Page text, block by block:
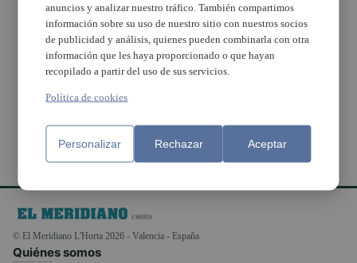
La Mancomunitat de
l’Horta Sud liderará un
proyecto europeo que
luchará contra el
euroescepticismo entre
los jóvenes
© El Meridiano L'Horta 2026 - Valencia - España
Quiénes somos
anuncios y analizar nuestro tráfico. También compartimos
información sobre su uso de nuestro sitio con nuestros socios
de publicidad y análisis, quienes pueden combinarla con otra
información que les haya proporcionado o que hayan
recopilado a partir del uso de sus servicios.
Política de cookies
Personalizar Rechazar Aceptar